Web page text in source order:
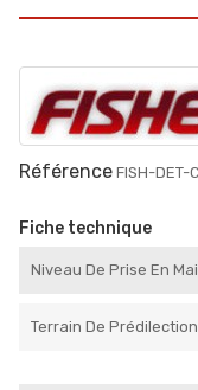
Référence FISH-DET-
Fiche technique
Niveau De Prise En
Terrain De Prédilection